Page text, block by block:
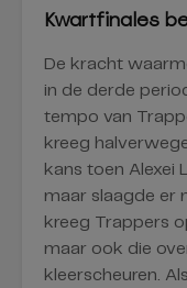
Kwartfinales
De kracht
in de derde
tempo van
kreeg
kans toen Alexei
maar slaagde er
kreeg Trappers
maar ook die
kleerscheuren.